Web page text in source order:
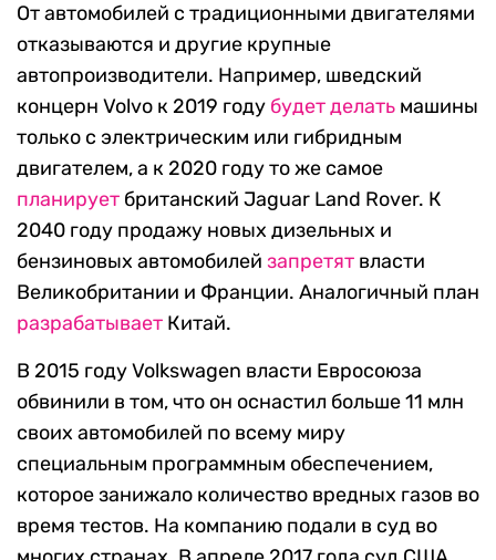
От автомобилей с традиционными двигателями
отказываются и другие крупные
автопроизводители. Например, шведский
концерн Volvo к 2019 году будет делать машины
только с электрическим или гибридным
двигателем, а к 2020 году то же самое
планирует британский Jaguar Land Rover. К
2040 году продажу новых дизельных и
бензиновых автомобилей запретят власти
Великобритании и Франции. Аналогичный план
разрабатывает Китай.
В 2015 году Volkswagen власти Евросоюза
обвинили в том, что он оснастил больше 11 млн
своих автомобилей по всему миру
специальным программным обеспечением,
которое занижало количество вредных газов во
время тестов. На компанию подали в суд во